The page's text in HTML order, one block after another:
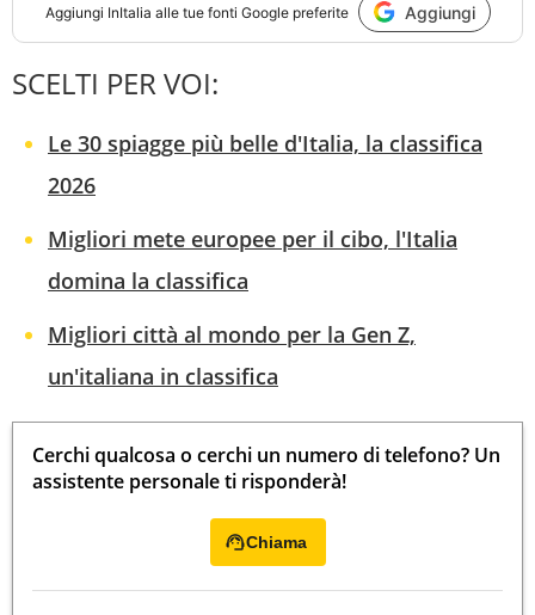
Aggiungi InItalia alle tue fonti Google preferite Aggiungi
SCELTI PER VOI:
Le 30 spiagge più belle d'Italia, la classifica
2026
Migliori mete europee per il cibo, l'Italia
domina la classifica
Migliori città al mondo per la Gen Z,
un'italiana in classifica
Cerchi qualcosa o cerchi un numero di telefono? Un
assistente personale ti risponderà!
Chiama